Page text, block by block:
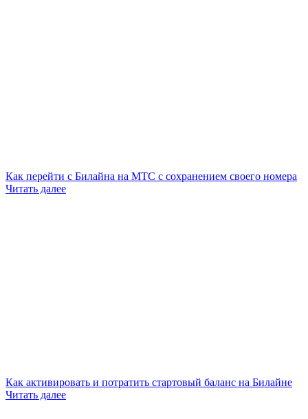
Как перейти с Билайна на МТС с сохранением своего номера
Читать далее
Как активировать и потратить стартовый баланс на Билайне
Читать далее